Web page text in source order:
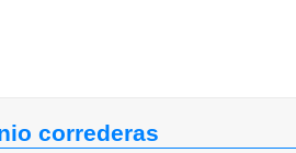
correderas